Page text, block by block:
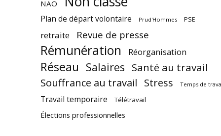
NAO
Plan de départ volontaire Prud'Hommes PSE
retraite Revue de presse
Rémunération Réorganisation
Réseau Salaires Santé au travail
Souffrance au travail Stress Temps de
Travail temporaire Télétravail
Élections professionnelles